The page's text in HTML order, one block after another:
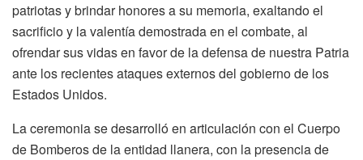
patriotas y brindar honores a su memoria, exaltando el
sacrificio y la valentía demostrada en el combate, al
ofrendar sus vidas en favor de la defensa de nuestra Patria
ante los recientes ataques externos del gobierno de los
Estados Unidos.
La ceremonia se desarrolló en articulación con el Cuerpo
de Bomberos de la entidad llanera, con la presencia de